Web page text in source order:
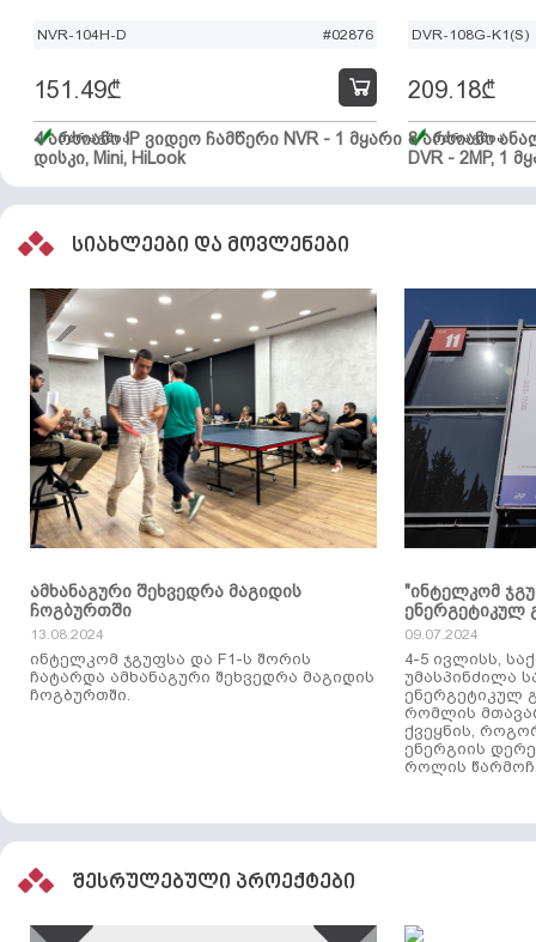
NVR-104H-D #02876
4 არხიანი IP ვიდეო ჩამწერი NVR - 1 მყარი
დისკი, Mini, HiLook
151.49₾
მარაგშია
DVR-108G-K1(S)
8 არხიანი
DVR - 2MP, 1
209.18₾
მარაგშია
სიახლეები და მოვლენები
ამხანაგური შეხვედრა მაგიდის
ჩოგბურთში
13.08.2024
ინტელკომ ჯგუფსა და F1-ს შორის
ჩატარდა ამხანაგური შეხვედრა მაგიდის
ჩოგბურთში.
"ინტელკომ
ენერგეტიკულ
09.07.2024
4-5 ივლისს,
უმასპინძილა
ენერგეტიკულ
რომლის
ქვეყნის,
ენერგიის
როლის
შესრულებული პროექტები